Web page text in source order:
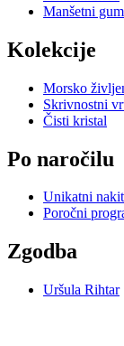
Manšetni
Kolekcije
Morsko
Skrivnostni
Čisti kristal
Po naročilu
Unikatni nakit
Poročni
Zgodba
Uršula Rihtar